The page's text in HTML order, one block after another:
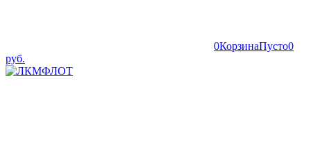
0КорзинаПусто0
руб.